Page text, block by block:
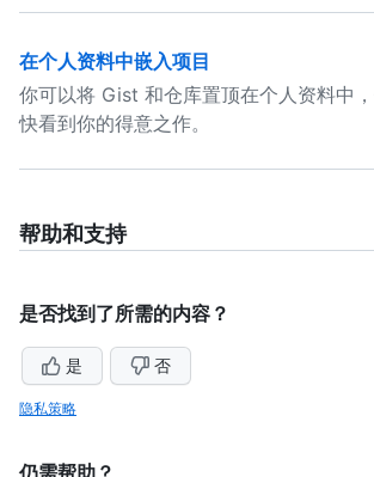
在个人资料中嵌入项目
你可以将 Gist 和仓库置顶在个人资料中
快看到你的得意之作。
帮助和支持
是否找到了所需的内容？
是 否
隐私策略
仍需帮助？